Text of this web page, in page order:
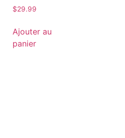
$29.99
Ajouter au
panier